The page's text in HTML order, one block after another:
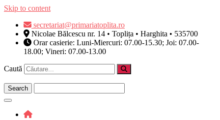
Skip to content
secretariat@primariatoplita.ro
Nicolae Bălcescu nr. 14 • Toplița • Harghita • 535700
Orar casierie: Luni-Miercuri: 07.00-15.30; Joi: 07.00-
18.00; Vineri: 07.00-13.00
Caută